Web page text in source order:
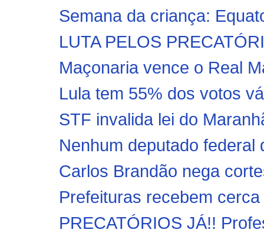
Semana da criança:
LUTA PELOS
Maçonaria vence o Real
Lula tem 55% dos votos
STF invalida lei do
Nenhum deputado
Carlos Brandão nega
Prefeituras recebem
PRECATÓRIOS JÁ!!